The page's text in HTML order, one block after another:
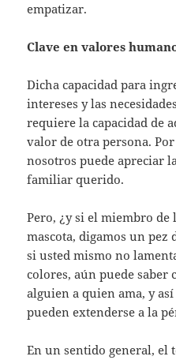
empatizar.
Clave en valores
Dicha capacidad para
intereses y las
requiere la capacidad de
valor de otra persona.
nosotros puede apreciar
familiar querido.
Pero, ¿y si el miembro
mascota, digamos un
si usted mismo no
colores, aún puede saber
alguien a quien ama, y
pueden extenderse a la
En un sentido general, el